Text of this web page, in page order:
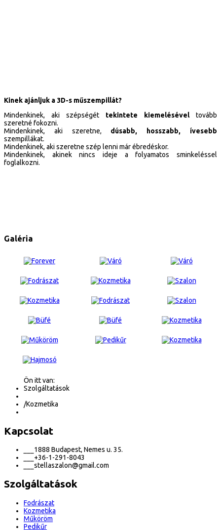
Kinek ajánljuk a 3D-s műszempillát?
Mindenkinek, aki szépségét tekintete kiemeléséveltovább
szeretné fokozni.
Mindenkinek, aki szeretne, dúsabb, hosszabb, ívesebb
szempillákat.
Mindenkinek, aki szeretne szép lenni már ébredéskor.
Mindenkinek, akinek nincs ideje a folyamatos sminkeléssel
foglalkozni.
Galéria
Ön itt van:
Szolgáltatások
/Kozmetika
Kapcsolat
1888 Budapest, Nemes u. 35.
+36-1-291-8043
stellaszalon@gmail.com
Szolgáltatások
Fodrászat
Kozmetika
Műköröm
Pedikűr